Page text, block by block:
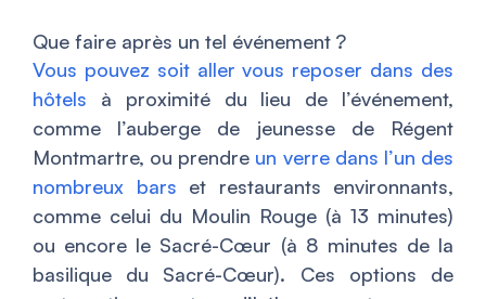
Que faire après un tel événement ?
Vous pouvez soit aller vous reposer dans des
hôtels à proximité du lieu de l’événement,
comme l’auberge de jeunesse de Régent
Montmartre, ou prendre un verre dans l’un des
nombreux bars et restaurants environnants,
comme celui du Moulin Rouge (à 13 minutes)
ou encore le Sacré-Cœur (à 8 minutes de la
basilique du Sacré-Cœur). Ces options de